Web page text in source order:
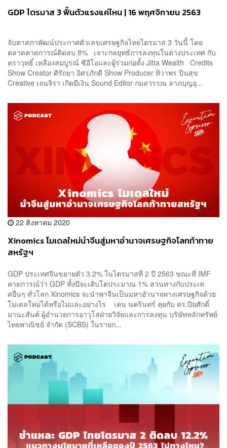
GDP ไตรมาส 3 ฟื้นตัวแรงแค่ไหน | 16 พฤศจิกายน 2563
จับตาสภาพัฒน์ประกาศตัวเลขเศรษฐกิจไทยไตรมาส 3 วันนี้ โดย
ตลาดคาดการณ์ติดลบ 8% เจาะกลยุทธ์การลงทุนในต่างประเทศ กับ
ตราวุทธิ์ เหลืองสมบูรณ์ ซีอีโอและผู้ร่วมก่อตั้ง Jitta Wealth Credits
Show Creator ศิรัถยา อิศรภักดี Show Producer ทิวาพร ปิ่นสุข
Creative เจนจิรา เกิดมีเงิน Sound Editor กมลวรรณ ลาภบุญอุ...
22 สิงหาคม 2020
Xinomics โมเดลใหม่นำจีนสู่มหาอำนาจเศรษฐกิจโลกท้าทาย
สหรัฐฯ
GDP ประเทศจีนขยายตัว 3.2% ในไตรมาสที่ 2 ปี 2563 ขณะที่ IMF
คาดการณ์ว่า GDP ทั้งปีจะเติบโตประมาณ 1% สวนทางกับประเท
ศอื่นๆ ทั่วโลก Xinomics จะนำพาจีนเป็นมหาอำนาจทางเศรษฐกิจด้วย
โมเดลใหม่ได้หรือไม่และอย่างไร เคน นครินทร์ คุยกับ ดร.ปิยศักดิ์
มานะสันต์ ผู้อำนวยการอาวุโสฝ่ายวิจัยและการลงทุน บริษัทหลักทรัพย์
ไทยพาณิชย์ จำกัด (SCBS) ในรายก...